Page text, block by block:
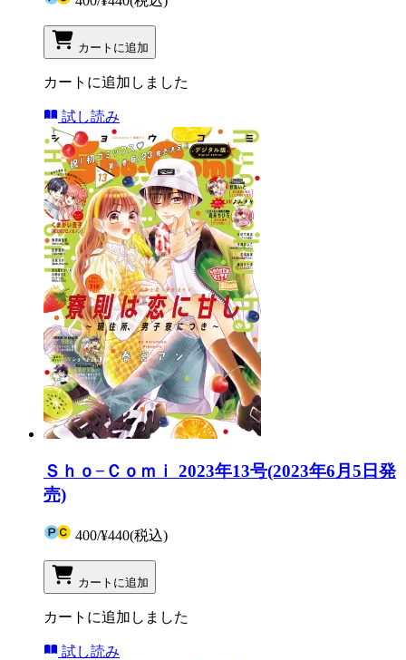
カートに追加
カートに追加しました
試し読み
Ｓｈｏ−Ｃｏｍｉ 2023年13号(2023年6月5日発
売)
400/¥440(税込)
カートに追加
カートに追加しました
試し読み